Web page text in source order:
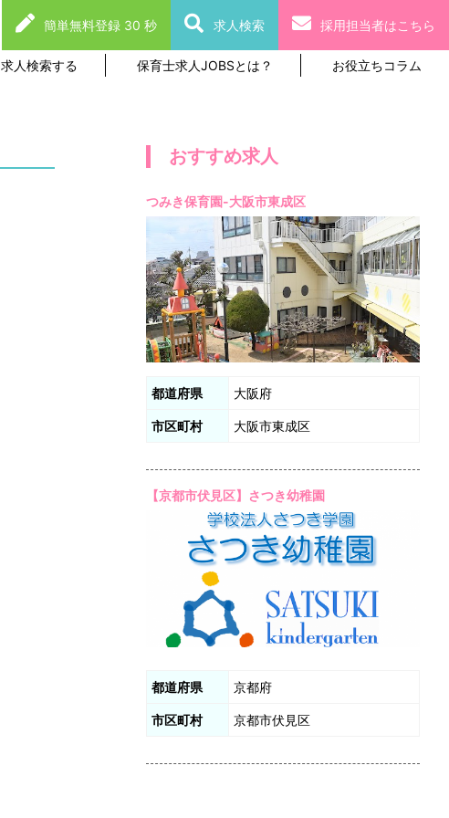
求人検索する 保育士求人JOBSとは？ お役立ちコラム
簡単無料登録 30 秒 求人検索 採用担当者はこちら
おすすめ求人
つみき保育園-大阪市東成区
都道府県 大阪府
市区町村 大阪市東成区
【京都市伏見区】さつき幼稚園
都道府県 京都府
市区町村 京都市伏見区